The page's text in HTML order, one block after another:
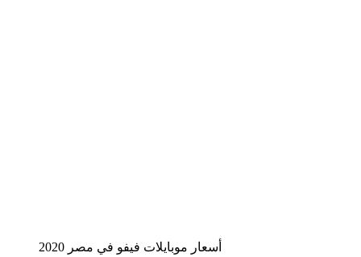
أسعار موبايلات فيفو في مصر 2020